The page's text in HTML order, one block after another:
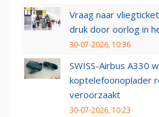
Vraag naar
druk door oorlog in
30-07-2026, 10:36
SWISS-Airbus A330
koptelefoonoplader
veroorzaakt
30-07-2026, 10:23